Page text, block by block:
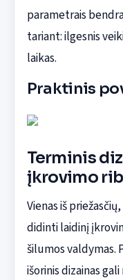
parametrais
tariant: ilgesnis
laikas.
Praktinis
Terminis
įkrovimo
Vienas iš
didinti laidinį
šilumos valdymas.
išorinis dizainas